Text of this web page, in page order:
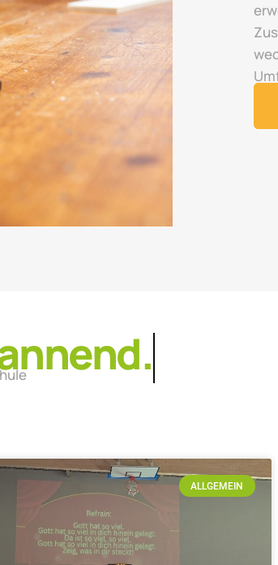
ALLGEMEIN